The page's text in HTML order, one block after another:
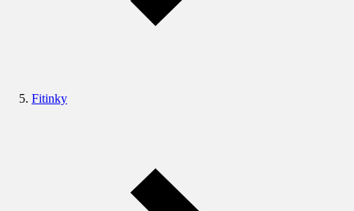
Fitinky